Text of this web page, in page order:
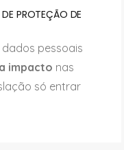
PROTEÇÃO DE
pessoais
impacto nas
só entrar